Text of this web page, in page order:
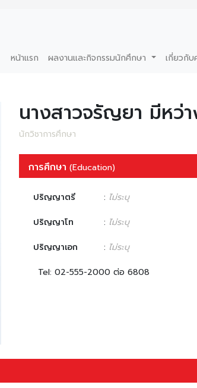
หน้าแรก ผลงานและกิจกรรมนักศึกษา เกี่ยวกั
นางสาวจรัญยา มีหว่
นักวิชาการศึกษา
การศึกษา (Education)
ปริญญาตรี : ไม่ระบุ
ปริญญาโท
: ไม่ระบุ
ปริญญาเอก
: ไม่ระบุ
Tel: 02-555-2000 ต่อ 6808